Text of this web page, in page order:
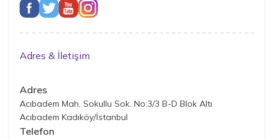
Adres & İletişim
Adres
Acıbadem Mah. Sokullu Sok. No:3/3 B-D Blok Altı
Acıbadem Kadıköy/İstanbul
Telefon